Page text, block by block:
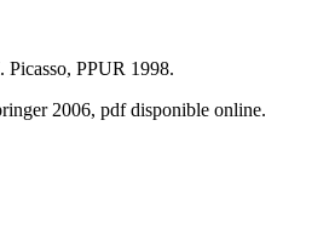
PPUR 1998.
2006, pdf disponible online.